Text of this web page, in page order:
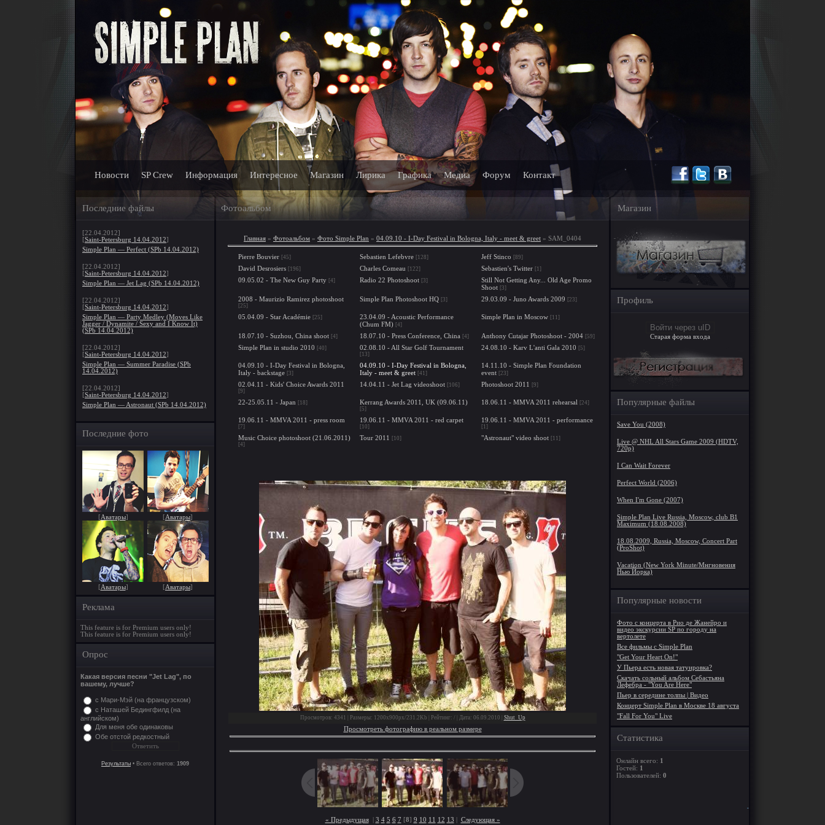
Новости SP Crew Информация Интересное Магазин Лирика Графика Медиа Форум Контакт
Последние файлы Фотоальбом Магазин
[22.04.2012]
[Saint-Petersburg 14.04.2012]
Simple Plan — Perfect (SPb 14.04.2012)
[22.04.2012]
[Saint-Petersburg 14.04.2012]
Simple Plan — Jet Lag (SPb 14.04.2012)
[22.04.2012]
[Saint-Petersburg 14.04.2012]
Simple Plan — Party Medley (Moves Like
Jagger / Dynamite / Sexy and I Know It)
(SPb 14.04.2012)
[22.04.2012]
[Saint-Petersburg 14.04.2012]
Simple Plan — Summer Paradise (SPb
14.04.2012)
[22.04.2012]
[Saint-Petersburg 14.04.2012]
Simple Plan — Astronaut (SPb 14.04.2012)
Последние фото
[Аватары] [Аватары]
[Аватары] [Аватары]
Реклама
This feature is for Premium users only!
This feature is for Premium users only!
Опрос
Какая версия песни "Jet Lag", по
вашему, лучше?
с Мари-Мэй (на французском)
с Наташей Бедингфилд (на
английском)
Для меня обе одинаковы
Обе отстой редкостный
Результаты • Всего ответов: 1909
Главная » Фотоальбом » Фото Simple Plan » 04.09.10 - I-Day Festival in Bologna, Italy - meet & greet » SAM_0404
Pierre Bouvier [45] Sebastien Lefebvre [128] Jeff Stinco [89]
David Desrosiers [196] Charles Comeau [122] Sebastien's Twitter [1]
09.05.02 - The New Guy Party [4] Radio 22 Photoshoot [3]
Still Not Getting Any... Old Age Promo
Shoot [3]
2008 - Maurizio Ramirez photoshoot
[25]
Simple Plan Photoshoot HQ [3] 29.03.09 - Juno Awards 2009 [23]
05.04.09 - Star Académie [25]
23.04.09 - Acoustic Performance
(Chum FM) [4]
Simple Plan in Moscow [11]
18.07.10 - Suzhou, China shoot [4] 18.07.10 - Press Conference, China [4] Anthony Cutajar Photoshoot - 2004 [59]
Simple Plan in studio 2010 [40] 02.08.10 - All Star Golf Tournament
[13]
24.08.10 - Karv L'anti Gala 2010 [5]
04.09.10 - I-Day Festival in Bologna,
Italy - backstage [3]
04.09.10 - I-Day Festival in Bologna,
Italy - meet & greet [41]
14.11.10 - Simple Plan Foundation
event [23]
02.04.11 - Kids' Choice Awards 2011
[9]
14.04.11 - Jet Lag videoshoot [106] Photoshoot 2011 [9]
22-25.05.11 - Japan [18] Kerrang Awards 2011, UK (09.06.11)
[5]
18.06.11 - MMVA 2011 rehearsal [24]
19.06.11 - MMVA 2011 - press room
[7]
19.06.11 - MMVA 2011 - red carpet
[10]
19.06.11 - MMVA 2011 - performance
[1]
Music Choice photoshoot (21.06.2011)
[4]
Tour 2011 [10] "Astronaut" video shoot [11]
Просмотров: 4341 | Размеры: 1200x900px/231.2Kb | Рейтинг: / | Дата: 06.09.2010 | Shut_Up
Просмотреть фотографию в реальном размере
« Предыдущая| 3 4 5 6 7 [8] 9 10 11 12 13 Следующая »
Профиль
Войти через uID
Старая форма входа
Популярные файлы
Save You (2008)
Live @ NHL All Stars Game 2009 (HDTV,
720p)
I Can Wait Forever
Perfect World (2006)
When I'm Gone (2007)
Simple Plan Live Russia, Moscow, club B1
Maximum (18.08.2008)
18.08.2009, Russia, Moscow, Concert Part
(ProShot)
Vacation (New York Minute/Мнгновения
Нью Йорка)
Популярные новости
Фото с концерта в Рио де Жанейро и
видео экскурсии SP по городу на
вертолете
Все фильмы с Simple Plan
"Get Your Heart On!"
У Пьера есть новая татуировка?
Скачать сольный альбом Себастьяна
Лефебра - "You Are Here"
Пьер в середине толпы | Видео
Концерт Simple Plan в Москве 18 августа
"Fall For You" Live
Статистика
Онлайн всего: 1
Гостей: 1
Пользователей: 0